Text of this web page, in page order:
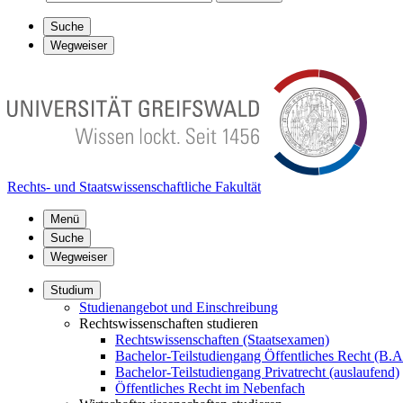
Suche
Wegweiser
Rechts- und Staatswissenschaftliche Fakultät
Menü
Suche
Wegweiser
Studium
Studienangebot und Einschreibung
Rechtswissenschaften studieren
Rechtswissenschaften (Staatsexamen)
Bachelor-Teilstudiengang Öffentliches Recht
Bachelor-Teilstudiengang Privatrecht (auslaufend)
Öffentliches Recht im Nebenfach